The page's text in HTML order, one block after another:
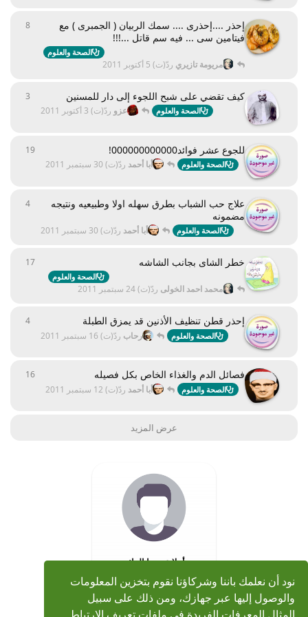
نود أن نعلمك باننا وشركاؤنا نقوم بتخزين المعلومات
والوصول إليها عبر جهازك، ومن ذلك على سبيل
المثال المعرفات الفريدة في ملفات تعريف الارتباط
إحذر ....إحذرى .... سمك الربيان ( الجمبرى ) مع
فيتامين سى ... فيه سم قاتل ...!!!
الصحة والعلوم
مريومة تازيري ردّ(ت) 5 أكتوبر 2011
8
كيف تقضي على شبح اللجوء إلى دار للمسنين
الصحة والعلوم عزو ردّ(ت) 3 أكتوبر 2011
3
للجوع عشر فوائد000000000000!
الصحة والعلوم أبا أحمد ردّ(ت) 30 سبتمبر 2011
19
علاج حب الشباب بطرق سهله اولا وطبيعيه ونتيجه
مضمونه
الصحة والعلوم أبا أحمد ردّ(ت) 30 سبتمبر 2011
4
خطر الشاى بجانب الشاشه
الصحة والعلوم
محمد احمد الخولى ردّ(ت)24 سبتمبر 2011
17
إحذر قطن تنظيف الأذنين قد يمزق الطبلة
الصحة والعلوم رحاب ردّ(ت) 16 سبتمبر 2011
4
فصائل الدم والغذاء الخاص بكل فصيله
الصحة والعلوم أبا أحمد ردّ(ت) 12 سبتمبر 2011
16
عرض المزيد
أهلا عزيزنا الزائر
يسعدنا ان تكون واحد من
مجتمع محبي الشيخ محمد
صديق المنشاوي، هنا نلتقي